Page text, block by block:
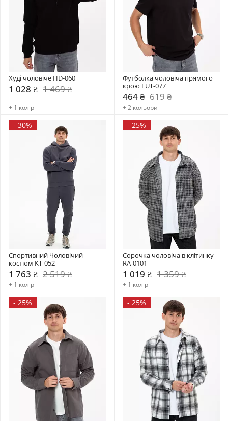
Худі чоловіче HD-060
1 028 ₴ 1 469 ₴
+ 1 колір
Футболка чоловіча прямого
крою FUT-077
464 ₴ 619 ₴
+ 2 кольори
- 30%
Спортивний Чоловічий
костюм KT-052
1 763 ₴ 2 519 ₴
+ 1 колір
- 25%
Сорочка чоловіча в клітинку
RA-0101
1 019 ₴ 1 359 ₴
+ 1 колір
- 25% - 25%